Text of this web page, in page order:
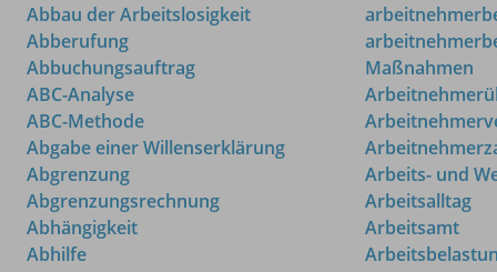
Abbau der Arbeitslosigkeit
Abberufung
Abbuchungsauftrag
ABC-Analyse
ABC-Methode
Abgabe einer Willenserklärung
Abgrenzung
Abgrenzungsrechnung
Abhängigkeit
Abhilfe
Maßnahmen
Arbeits- und
Arbeitsalltag
Arbeitsamt